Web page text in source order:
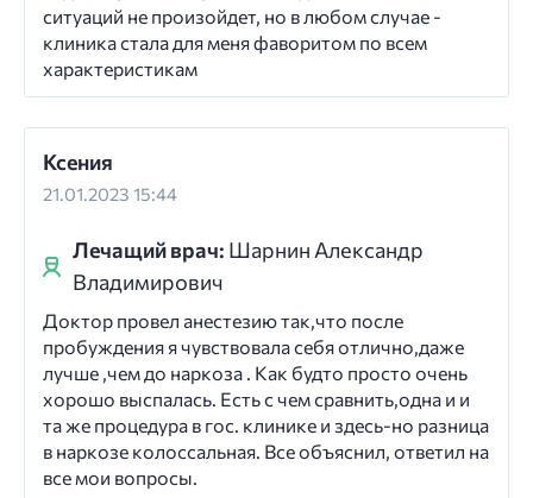
ситуаций не произойдет, но в любом случае -
клиника стала для меня фаворитом по всем
характеристикам
Ксения
21.01.2023 15:44
Лечащий врач: Шарнин Александр
Владимирович
Доктор провел анестезию так,что после
пробуждения я чувствовала себя отлично,даже
лучше ,чем до наркоза . Как будто просто очень
хорошо выспалась. Есть с чем сравнить,одна и и
та же процедура в гос. клинике и здесь-но разница
в наркозе колоссальная. Все объяснил, ответил на
все мои вопросы.